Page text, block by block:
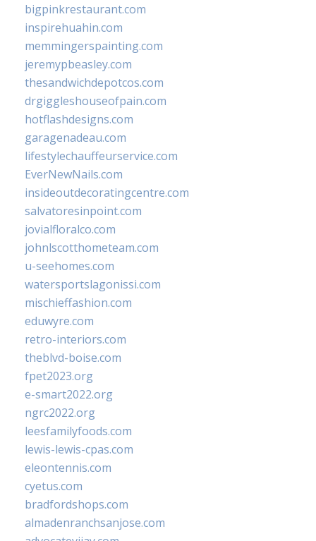
bigpinkrestaurant.com
inspirehuahin.com
memmingerspainting.com
jeremypbeasley.com
thesandwichdepotcos.com
drgiggleshouseofpain.com
hotflashdesigns.com
garagenadeau.com
lifestylechauffeurservice.com
EverNewNails.com
insideoutdecoratingcentre.com
salvatoresinpoint.com
jovialfloralco.com
johnlscotthometeam.com
u-seehomes.com
watersportslagonissi.com
mischieffashion.com
eduwyre.com
retro-interiors.com
theblvd-boise.com
fpet2023.org
e-smart2022.org
ngrc2022.org
leesfamilyfoods.com
lewis-lewis-cpas.com
eleontennis.com
cyetus.com
bradfordshops.com
almadenranchsanjose.com